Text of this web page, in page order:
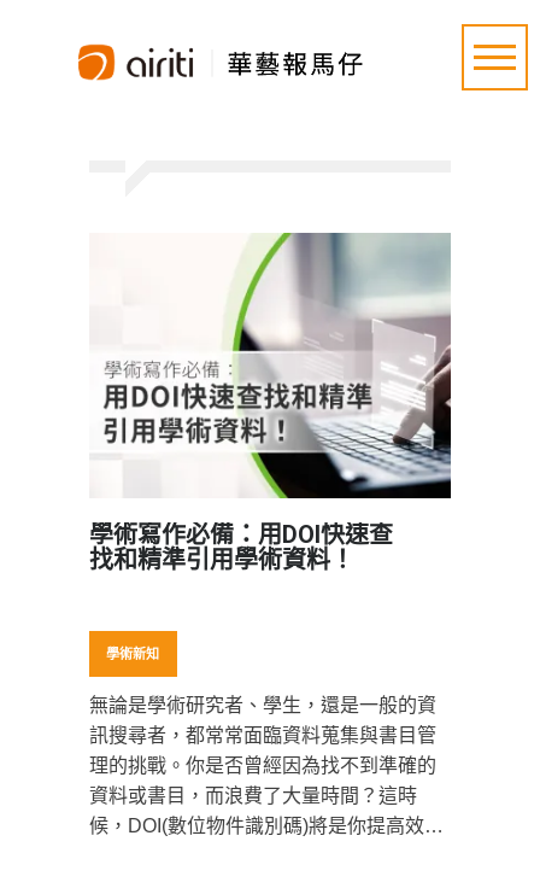
學術寫作必備：用DOI快速查
找和精準引用學術資料！
學術新知
無論是學術研究者、學生，還是一般的資
訊搜尋者，都常常面臨資料蒐集與書目管
理的挑戰。你是否曾經因為找不到準確的
資料或書目，而浪費了大量時間？這時
候，DOI(數位物件識別碼)將是你提高效率